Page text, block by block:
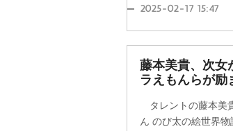
2025-02-17 15:47
藤本美貴、次
ラえもんらが励
タレントの藤本美
ん のび太の絵世界